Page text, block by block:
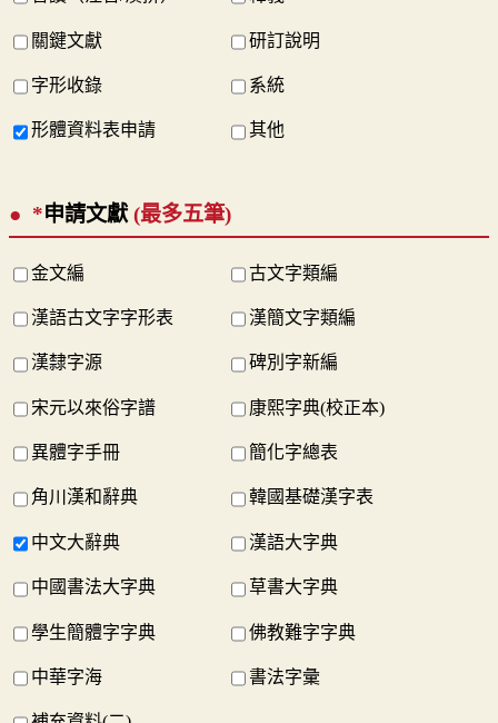
關鍵文獻 研訂說明
字形收錄 系統
形體資料表申請 其他
*申請文獻 (最多五筆)
金文編 古文字類編
漢語古文字字形表 漢簡文字類編
漢隸字源 碑別字新編
宋元以來俗字譜 康熙字典(校正本)
異體字手冊 簡化字總表
角川漢和辭典 韓國基礎漢字表
中文大辭典 漢語大字典
中國書法大字典 草書大字典
學生簡體字字典 佛教難字字典
中華字海 書法字彙